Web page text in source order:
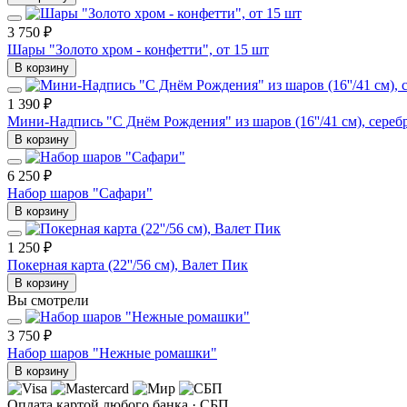
3 750 ₽
Шары "Золото хром - конфетти", от 15 шт
В корзину
1 390 ₽
Мини-Надпись "C Днём Рождения" из шаров (16''/41 см),
В корзину
6 250 ₽
Набор шаров "Сафари"
В корзину
1 250 ₽
Покерная карта (22''/56 см), Валет Пик
В корзину
Вы смотрели
3 750 ₽
Набор шаров "Нежные ромашки"
В корзину